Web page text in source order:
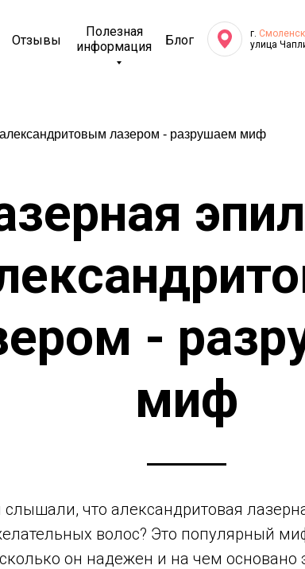
Блог
Полезная
информация
Отзывы г. Смоленск
улица
лазером - разрушаем миф
-
миф
что александритовая
волос? Это популярный
он надежен и на чем основано